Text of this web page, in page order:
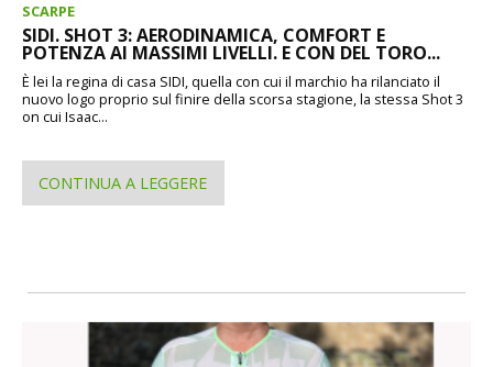
SCARPE
SIDI. SHOT 3: AERODINAMICA, COMFORT E
POTENZA AI MASSIMI LIVELLI. E CON DEL TORO...
È lei la regina di casa SIDI, quella con cui il marchio ha rilanciato il
nuovo logo proprio sul finire della scorsa stagione, la stessa Shot 3
on cui Isaac...
CONTINUA A LEGGERE